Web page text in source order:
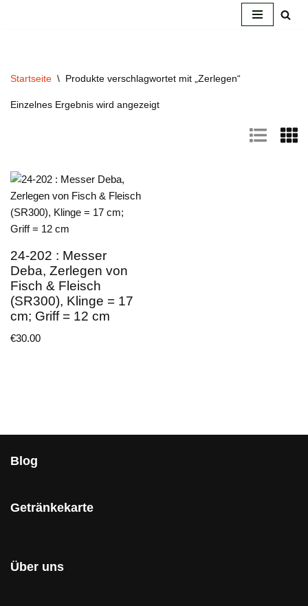
Startseite \ Produkte verschlagwortet mit „Zerlegen“
Einzelnes Ergebnis wird angezeigt
24-202 : Messer
Deba, Zerlegen von
Fisch & Fleisch
(SR300), Klinge = 17
cm; Griff = 12 cm
€30.00
Blog
Getränkekarte
Über uns